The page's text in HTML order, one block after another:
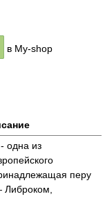
в My-shop
одна из
перу